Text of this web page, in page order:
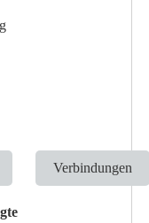
Verbindungen